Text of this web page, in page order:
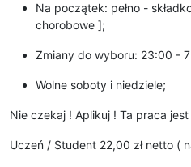
Na początek: pełno -
chorobowe ];
Zmiany do wyboru: 23:00 -
Wolne soboty i niedziele;
Nie czekaj ! Aplikuj ! Ta praca jest
Uczeń / Student 22,00 zł netto (